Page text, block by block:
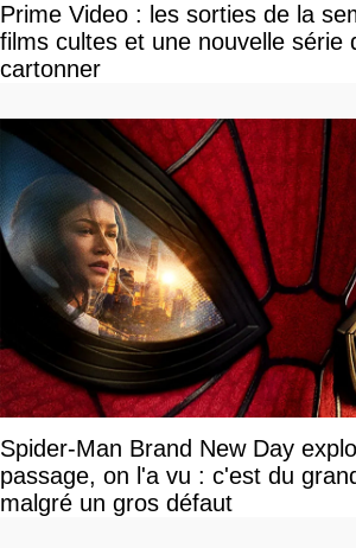
Prime Video : les sorties de la
films cultes et une nouvelle série
cartonner
Spider-Man Brand New Day
passage, on l'a vu : c'est du
malgré un gros défaut